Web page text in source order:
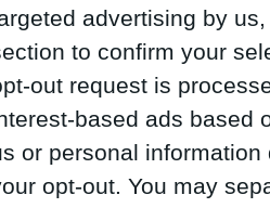
advertising by
to confirm your
out request is
based ads based
or personal
opt-out. You may